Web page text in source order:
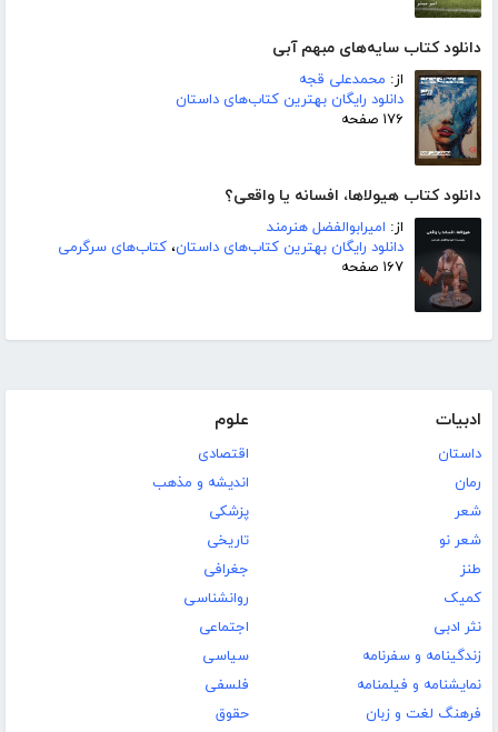
دانلود کتاب سایه‌های مبهم آبی
از: محمدعلی قجه
دانلود رایگان بهترین کتاب‌های داستان
۱۷۶ صفحه
دانلود کتاب هیولاها، افسانه یا واقعی؟
از: امیرابوالفضل هنرمند
دانلود رایگان بهترین کتاب‌های داستان، کتاب‌های سرگرمی
۱۶۷ صفحه
ادبیات
داستان
رمان
شعر
شعر نو
طنز
کمیک
نثر ادبی
زندگینامه و سفرنامه
نمایشنامه و فیلمنامه
فرهنگ لغت و زبان
علوم
اقتصادی
اندیشه و مذهب
پزشکی
تاریخی
جغرافی
روانشناسی
اجتماعی
سیاسی
فلسفی
حقوق